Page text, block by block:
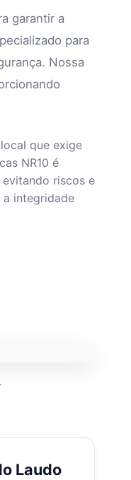
garantir a
para
Nossa
que exige
NR10 é
evitando riscos e
a integridade
Laudo